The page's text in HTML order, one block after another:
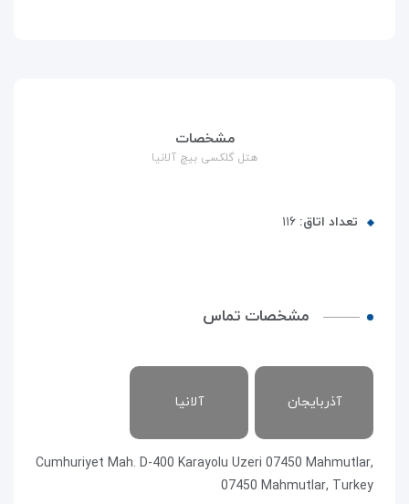
مشخصات
هتل گلکسی بیچ آلانیا
تعداد اتاق: ۱۱۶
مشخصات تماس
آذربایجان آلانیا
Cumhuriyet Mah. D-400 Karayolu Uzeri 07450 Mahmutlar,
07450 Mahmutlar, Turkey